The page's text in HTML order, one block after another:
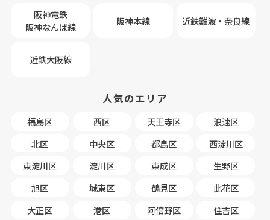
阪神電鉄
阪神なんば線
阪神本線 近鉄難波・奈良線
近鉄大阪線
人気のエリア
福島区 西区 天王寺区
浪速区
北区
中央区 都島区
西淀川区
東淀川区
淀川区 東成区
生野区
旭区
城東区 鶴見区
此花区
大正区
港区 阿倍野区
住吉区